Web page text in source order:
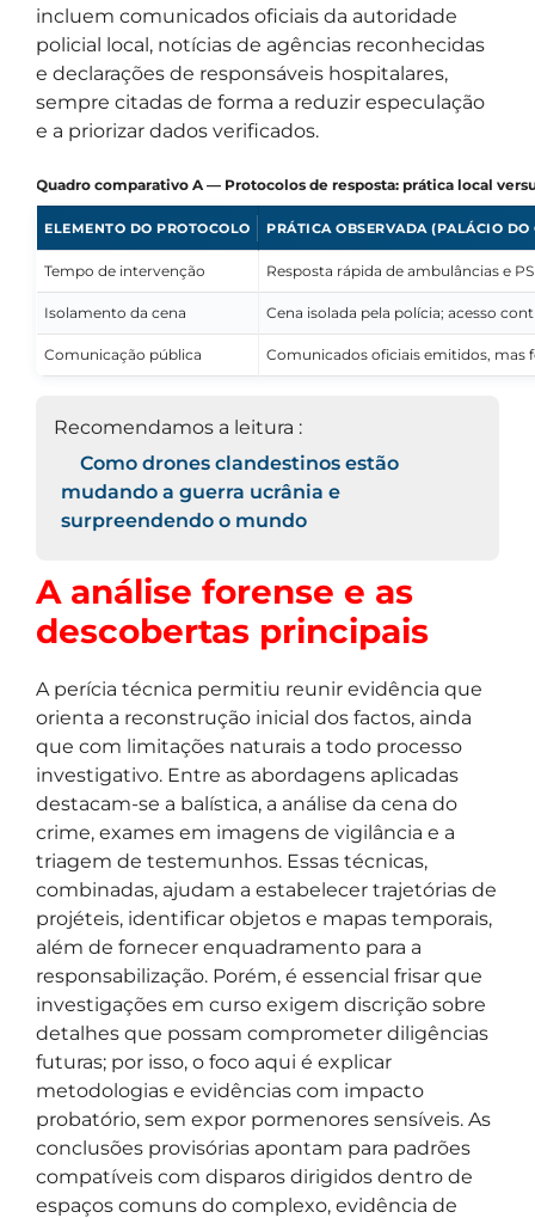
incluem comunicados oficiais da autoridade
policial local, notícias de agências reconhecidas
e declarações de responsáveis hospitalares,
sempre citadas de forma a reduzir especulação
e a priorizar dados verificados.
Quadro comparativo A — Protocolos de resposta: prática local
ELEMENTO DO PROTOCOLO PRÁTICA OBSERVADA (PALÁCIO DO
Tempo de intervenção Resposta rápida de ambulâncias e
Isolamento da cena Cena isolada pela polícia; acesso
Comunicação pública Comunicados oficiais emitidos,
Recomendamos a leitura :
Como drones clandestinos estão
mudando a guerra ucrânia e
surpreendendo o mundo
A análise forense e as
descobertas principais
A perícia técnica permitiu reunir evidência que
orienta a reconstrução inicial dos factos, ainda
que com limitações naturais a todo processo
investigativo. Entre as abordagens aplicadas
destacam-se a balística, a análise da cena do
crime, exames em imagens de vigilância e a
triagem de testemunhos. Essas técnicas,
combinadas, ajudam a estabelecer trajetórias de
projéteis, identificar objetos e mapas temporais,
além de fornecer enquadramento para a
responsabilização. Porém, é essencial frisar que
investigações em curso exigem discrição sobre
detalhes que possam comprometer diligências
futuras; por isso, o foco aqui é explicar
metodologias e evidências com impacto
probatório, sem expor pormenores sensíveis. As
conclusões provisórias apontam para padrões
compatíveis com disparos dirigidos dentro de
espaços comuns do complexo, evidência de